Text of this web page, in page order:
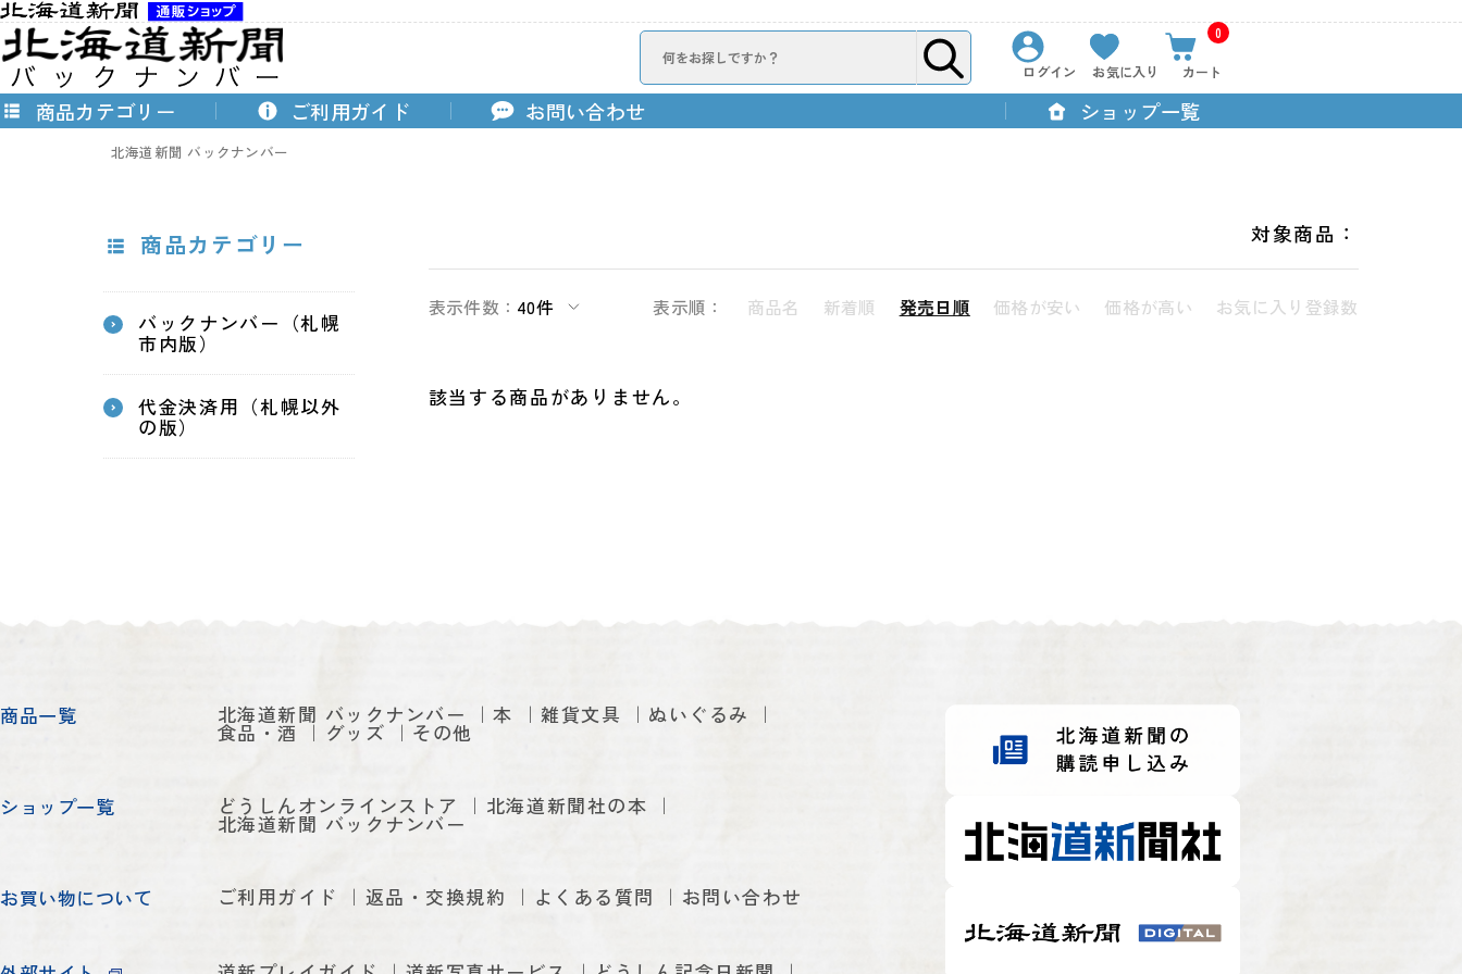
ログイン お気に入り
0
カート
商品カテゴリー ショップ一覧
ご利用ガイド お問い合わせ
北海道新聞 バックナンバー
商品カテゴリー
バックナンバー（札幌
市内版）
代金決済用（札幌以外
の版）
対象商品：
表示件数： 40件 表示順： 商品名 新着順 発売日順 価格が安い 価格が高い お気に入り登録数
該当する商品がありません。
商品一覧 北海道新聞 バックナンバー 本 雑貨文具 ぬいぐるみ
食品・酒 グッズ その他
ショップ一覧 どうしんオンラインストア 北海道新聞社の本
北海道新聞 バックナンバー
お買い物について ご利用ガイド 返品・交換規約 よくある質問 お問い合わせ